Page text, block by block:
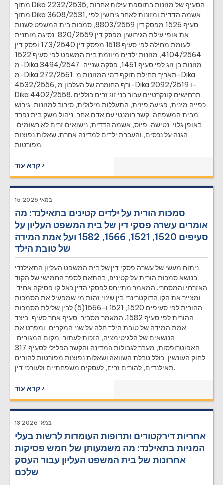
מתוך Dika 2232/2535, הסעיף של מזונות בתוספת עילות אחרות
מתוך Dika 3608/2531, אשמה הדדית ומזונות לאחר גירושין לפי
סעיף 1526 מפסק דין 8803/2559, סמכות בית המשפט לשנות
את אופי עילת הגירושין מפסק דין 820/2559, נסיגה מותנית
לעומת מחילה לפי סעיף 1518 מפסק דין 173/2540 ופסק דין
4104/2564, מזונות ילדים מיוזמת בית המשפט לפי סעיף 1522
מ-Dika 3494/2547, מזונות בן זוג לפי סעיף 1461, פסקה שנייה
מ-Dika 272/2561, תאריך תחילת תוקף דמי המזונות מ-Dika
4532/2556, ורף החומרה של העלבון מ-Dika 2092/2519 ו-
Dika 4402/2558. תרחישים קונקרטיים עבור בני זוג זרים כוללים
כפייה מינית, פגיעה פיזית, התעללות מילולית, סירוב למזונות, גירוש
מבית המשפחה, קשר רומנטי עם אדם אחר, ניהול משק בית נפרד
באופן גלוי, נטישה, פיוס, אשמה הדדית, נישואים זרים לא רשומים,
הגנה על נכסים, והעברת ילדים למדינה אחרת. שאלות נפוצות
מפורטות.
קרא עוד ›
15 במאי 2026
סמכות הורית על ילדים קטינים בתאילנד: מה
אומרים עשרה פסקי דין של בית המשפט העליון על
סעיפים 1520, 1521, 1566, 1582 ועל אמת המידה
של טובת הילד
ניתוח מעשי של עשרה פסקי דין של בית המשפט העליון התאילנדי
בנושא סמכות הורית על קטינים, בהתאם לספר החמישי של הקוד
האזרחי והמסחרי. המאמר מתייחס לפסקי הדין כאל קו פסיקה אחיד,
ומצייר את הקו הדוקטרינרי בין שינוי זהות מי שמפעיל את הסמכות
ההורית לפי סעיפים 1520, 1521 ו-1566(5) לבין שלילת הסמכות
ההורית לפי סעיף 1582. המאמר מסביר, סעיף אחר סעיף, כיצד
אמת המידה של טובת הילד חלה על שני המקרים, ומפרט את
הנושאים של הלגיטימציה, הזכות לעתור, מקום המגורים,
האפוטרופסות, מעבר לגבולות המדינה והקשר הפלילי לסעיף 317
לחוק העונשין, כולל טבלת השוואה ושאלות נפוצות מפורטות להורים
תאילנדים, להורים זרים, לעסקים משפחתיים ולעורכי דין.
קרא עוד ›
13 במאי 2026
אחריות דירקטורים ותרופות העומדות לרשות בעלי
המניות בתאילנד: מה משמעותן של חמש פסיקות
אחרונות של בית המשפט העליון עבור העסק
שלכם